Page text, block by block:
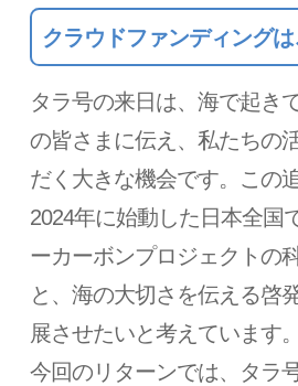
クラウドファンディング
タラ号の来日は、海で起き
の皆さまに伝え、私たちの
だく大きな機会です。この
2024年に始動した日本全国
ーカーボンプロジェクトの
と、海の大切さを伝える啓
展させたいと考えています。
今回のリターンでは、タラ